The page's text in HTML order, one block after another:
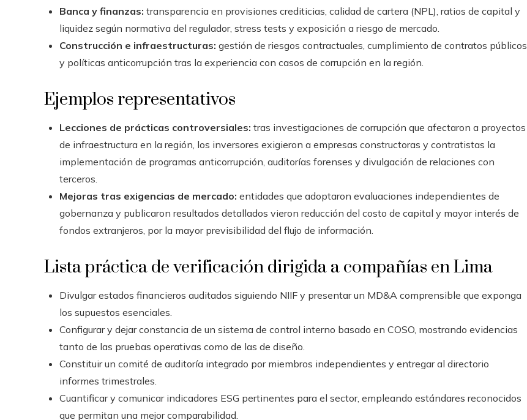
Banca y finanzas: transparencia en provisiones crediticias, calidad de cartera (NPL), ratios de capital y
liquidez según normativa del regulador, stress tests y exposición a riesgo de mercado.
Construcción e infraestructuras: gestión de riesgos contractuales, cumplimiento de contratos públicos
y políticas anticorrupción tras la experiencia con casos de corrupción en la región.
Ejemplos representativos
Lecciones de prácticas controversiales: tras investigaciones de corrupción que afectaron a proyectos
de infraestructura en la región, los inversores exigieron a empresas constructoras y contratistas la
implementación de programas anticorrupción, auditorías forenses y divulgación de relaciones con
terceros.
Mejoras tras exigencias de mercado: entidades que adoptaron evaluaciones independientes de
gobernanza y publicaron resultados detallados vieron reducción del costo de capital y mayor interés de
fondos extranjeros, por la mayor previsibilidad del flujo de información.
Lista práctica de verificación dirigida a compañías en Lima
Divulgar estados financieros auditados siguiendo NIIF y presentar un MD&A comprensible que exponga
los supuestos esenciales.
Configurar y dejar constancia de un sistema de control interno basado en COSO, mostrando evidencias
tanto de las pruebas operativas como de las de diseño.
Constituir un comité de auditoría integrado por miembros independientes y entregar al directorio
informes trimestrales.
Cuantificar y comunicar indicadores ESG pertinentes para el sector, empleando estándares reconocidos
que permitan una mejor comparabilidad.